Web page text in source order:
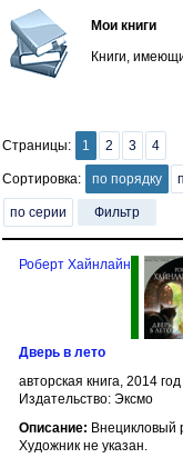
Мои книги
Книги,
Страницы: 1 2 3 4
Сортировка: по порядку
по серии Фильтр
Роберт Хайнлайн
Дверь в лето
авторская книга, 2014 год
Издательство: Эксмо
Описание: Внецикловый
Художник не указан.